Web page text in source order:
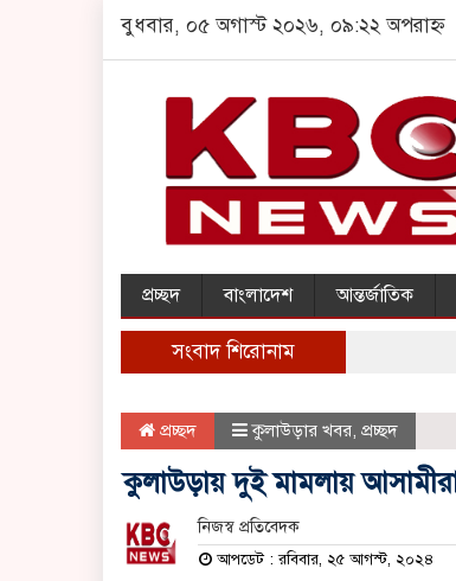
বুধবার, ০৫ অগাস্ট ২০২৬, ০৯:২২ অপরাহ্ন
প্রচ্ছদ বাংলাদেশ আন্তর্জাতিক
সংবাদ শিরোনাম
প্রচ্ছদ কুলাউড়ার খবর, প্রচ্ছদ
কুলাউড়ায় দুই মামলায়
নিজস্ব প্রতিবেদক
আপডেট : রবিবার, ২৫ আগস্ট, ২০২৪